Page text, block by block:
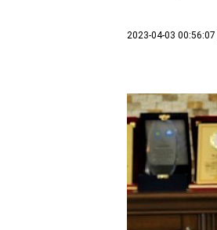
2023-04-03 00:56:07